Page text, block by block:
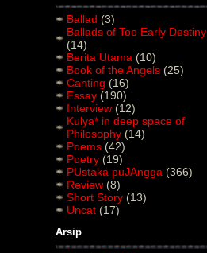
Ballad (3)
Ballads of Too Early Destiny
(14)
Berita Utama (10)
Book of the Angels (25)
Canting (16)
Essay (190)
Interview (12)
Kulya* in deep space of
Philosophy (14)
Poems (42)
Poetry (19)
PUstaka puJAngga (366)
Review (8)
Short Story (13)
Uncat (17)
Arsip